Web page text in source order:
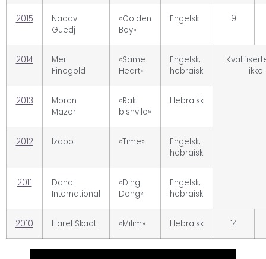
2015
Nadav
Guedj
«Golden
Boy»
Engelsk 9
2014
Mei
Finegold
«Same
Heart»
Engelsk,
hebraisk
ikke
2013
Moran
Mazor
«Rak
bishvilo»
Hebraisk
2012 Izabo «Time»
Engelsk,
hebraisk
2011
Dana
International
«Ding
Dong»
Engelsk,
hebraisk
2010 Harel Skaat «Milim» Hebraisk 14